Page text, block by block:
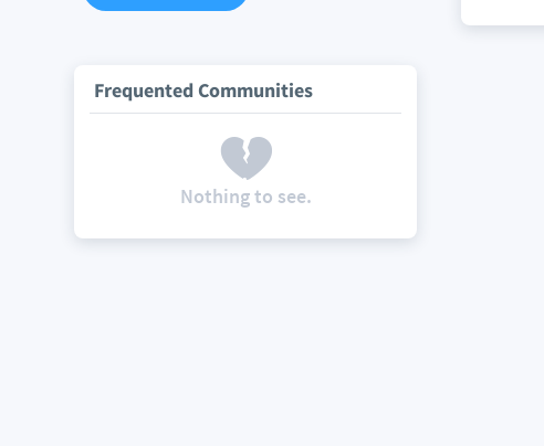
Frequented Communities
Nothing to see.